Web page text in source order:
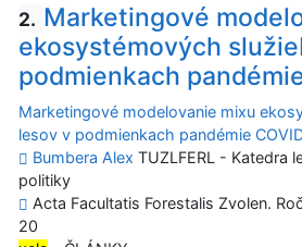
2. Marketingové
ekosystémových
podmienkach
Marketingové modelovanie mixu
lesov v podmienkach pandémie
Bumbera Alex TUZLFERL - Katedra
politiky
Acta Facultatis Forestalis Zvolen.
20